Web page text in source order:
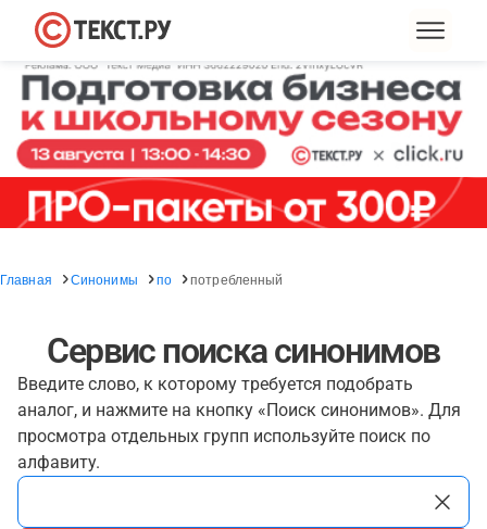
Главная Синонимы по потребленный
Сервис поиска синонимов
Введите слово, к которому требуется подобрать
аналог, и нажмите на кнопку «Поиск синонимов». Для
просмотра отдельных групп используйте поиск по
алфавиту.